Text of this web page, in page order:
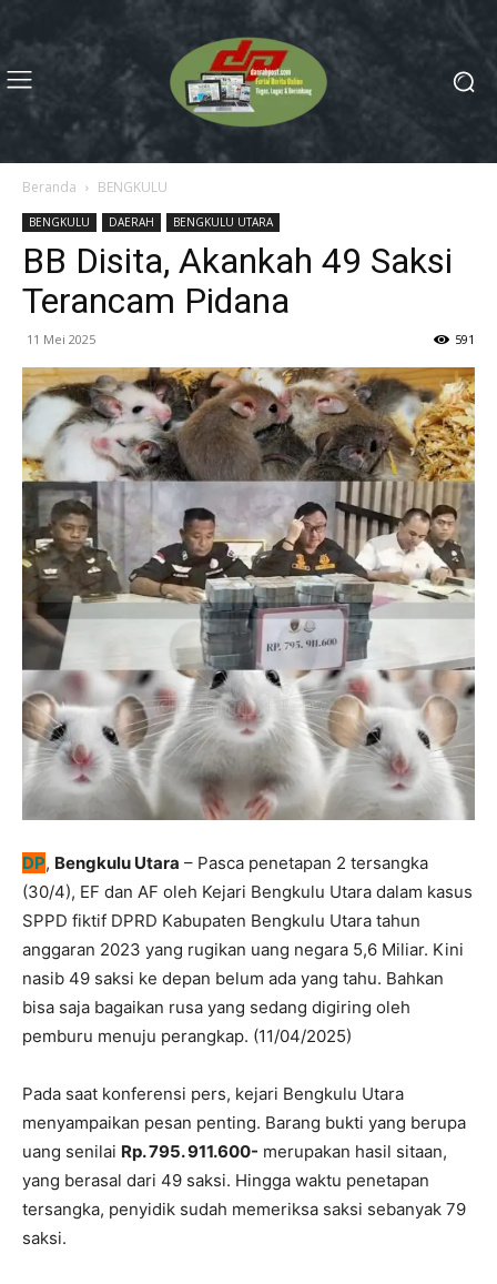
Beranda BENGKULU
BENGKULU DAERAH BENGKULU UTARA
BB Disita, Akankah 49 Saksi
Terancam Pidana
11 Mei 2025 591
DP, Bengkulu Utara – Pasca penetapan 2 tersangka
(30/4), EF dan AF oleh Kejari Bengkulu Utara dalam kasus
SPPD fiktif DPRD Kabupaten Bengkulu Utara tahun
anggaran 2023 yang rugikan uang negara 5,6 Miliar. Kini
nasib 49 saksi ke depan belum ada yang tahu. Bahkan
bisa saja bagaikan rusa yang sedang digiring oleh
pemburu menuju perangkap. (11/04/2025)
Pada saat konferensi pers, kejari Bengkulu Utara
menyampaikan pesan penting. Barang bukti yang berupa
uang senilai Rp. 795. 911.600- merupakan hasil sitaan,
yang berasal dari 49 saksi. Hingga waktu penetapan
tersangka, penyidik sudah memeriksa saksi sebanyak 79
saksi.